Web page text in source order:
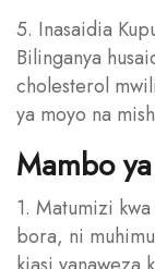
5. Inasaidia
Bilinganya
cholesterol
ya moyo na
Mambo
1. Matumizi
bora, ni